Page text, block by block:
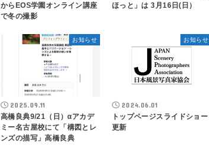
からEOS学園オンライン講座
で冬の撮影
ほっと」は 3月16日(日）
お知らせ
2025.09.11
高橋良典9/21（日）αアカデ
ミー名古屋校にて「構図とレ
ンズの描写」高橋良典
お知らせ
2024.06.01
トップページスライドショー
更新